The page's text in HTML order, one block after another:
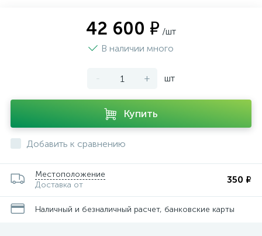
42 600 ₽ /шт
В наличии много
- + шт
Купить
Добавить к сравнению
Местоположение
Доставка от
350 ₽
Наличный и безналичный расчет, банковские карты